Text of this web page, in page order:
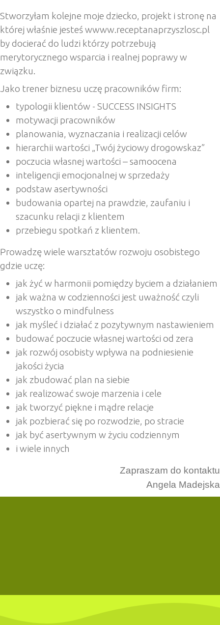
Stworzyłam kolejne moje dziecko, projekt i stronę na
której właśnie jesteś wwww.receptanaprzyszlosc.pl
by docierać do ludzi którzy potrzebują
merytorycznego wsparcia i realnej poprawy w
związku.
Jako trener biznesu uczę pracowników firm:
typologii klientów - SUCCESS INSIGHTS
motywacji pracowników
planowania, wyznaczania i realizacji celów
hierarchii wartości „Twój życiowy drogowskaz”
poczucia własnej wartości – samoocena
inteligencji emocjonalnej w sprzedaży
podstaw asertywności
budowania opartej na prawdzie, zaufaniu i
szacunku relacji z klientem
przebiegu spotkań z klientem.
Prowadzę wiele warsztatów rozwoju osobistego
gdzie uczę:
jak żyć w harmonii pomiędzy byciem a działaniem
jak ważna w codzienności jest uważność czyli
wszystko o mindfulness
jak myśleć i działać z pozytywnym nastawieniem
budować poczucie własnej wartości od zera
jak rozwój osobisty wpływa na podniesienie
jakości życia
jak zbudować plan na siebie
jak realizować swoje marzenia i cele
jak tworzyć piękne i mądre relacje
jak pozbierać się po rozwodzie, po stracie
jak być asertywnym w życiu codziennym
i wiele innych
Zapraszam do kontaktu
Angela Madejska